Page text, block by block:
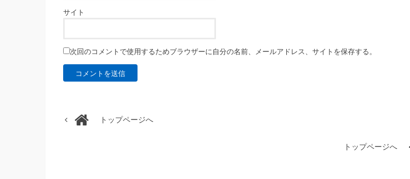
サイト
次回のコメントで使用するためブラウザーに自分の名前、メールアドレス、サイトを保存する。
トップページへ
トップページへ